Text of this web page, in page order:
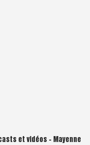
et vidéos – Mayenne